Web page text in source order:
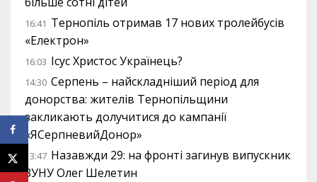
16:41 Тернопіль отримав 17 нових тролейбусів
«Електрон»
16:03 Ісус Христос Українець?
14:30 Серпень – найскладніший період для
донорства: жителів Тернопільщини
закликають долучитися до кампанії
«ЯСерпневийДонор»
13:47 Назавжди 29: на фронті загинув випускник
ЗУНУ Олег Шелетин